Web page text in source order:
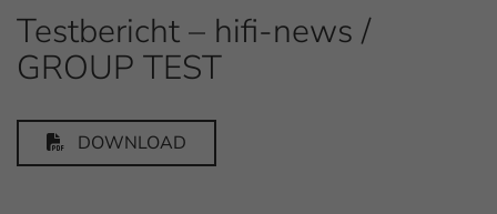
Testbericht – hifi-news /
GROUP TEST
DOWNLOAD